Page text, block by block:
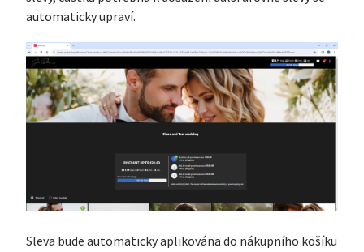
automaticky upraví.
Sleva bude automaticky aplikována do nákupního košíku